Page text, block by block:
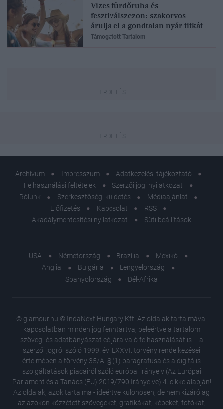
Vizes fürdőruha és
fesztiválszezon: szakorvos
árulja el a gondtalan nyár titkát
Támogatott Tartalom
Archívum Impresszum
Adatkezelési tájékoztató
Felhasználási feltételek
Szerzői jogi nyilatkozat
Rólunk
Szerkesztőségi küldetés
Médiaajánlat
Előfizetés
Kapcsolat
RSS
Akadálymentesítési nyilatkozat
Süti beállítások
USA Németország Brazília
Mexikó
Anglia
Bulgária
Lengyelország
Spanyolország
Dél-Afrika
© glamour.hu © IndaNext Hungary Kft. Az oldalak tartalmával
kapcsolatban minden jog fenntartva, beleértve a tartalom
szöveg- és adatbányászat céljára való felhasználását is – a
szerzői jogról szóló 1999. évi LXXVI. törvény rendelkezései
értelmében a törvény 35/A. § (1) paragrafusa és a digitális
szolgáltatások piacairól szóló európai irányelv (Az Európai
Parlament és a Tanács (EU) 2019/790 Irányelve) 4. cikke alapján!
Az oldalak, azok tartalma - ideértve különösen, de nem kizárólag
az azokon közzétett szövegeket, grafikákat, képeket, fotókat,